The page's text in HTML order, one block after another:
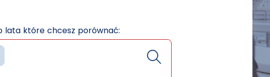
lata które chcesz porównać: